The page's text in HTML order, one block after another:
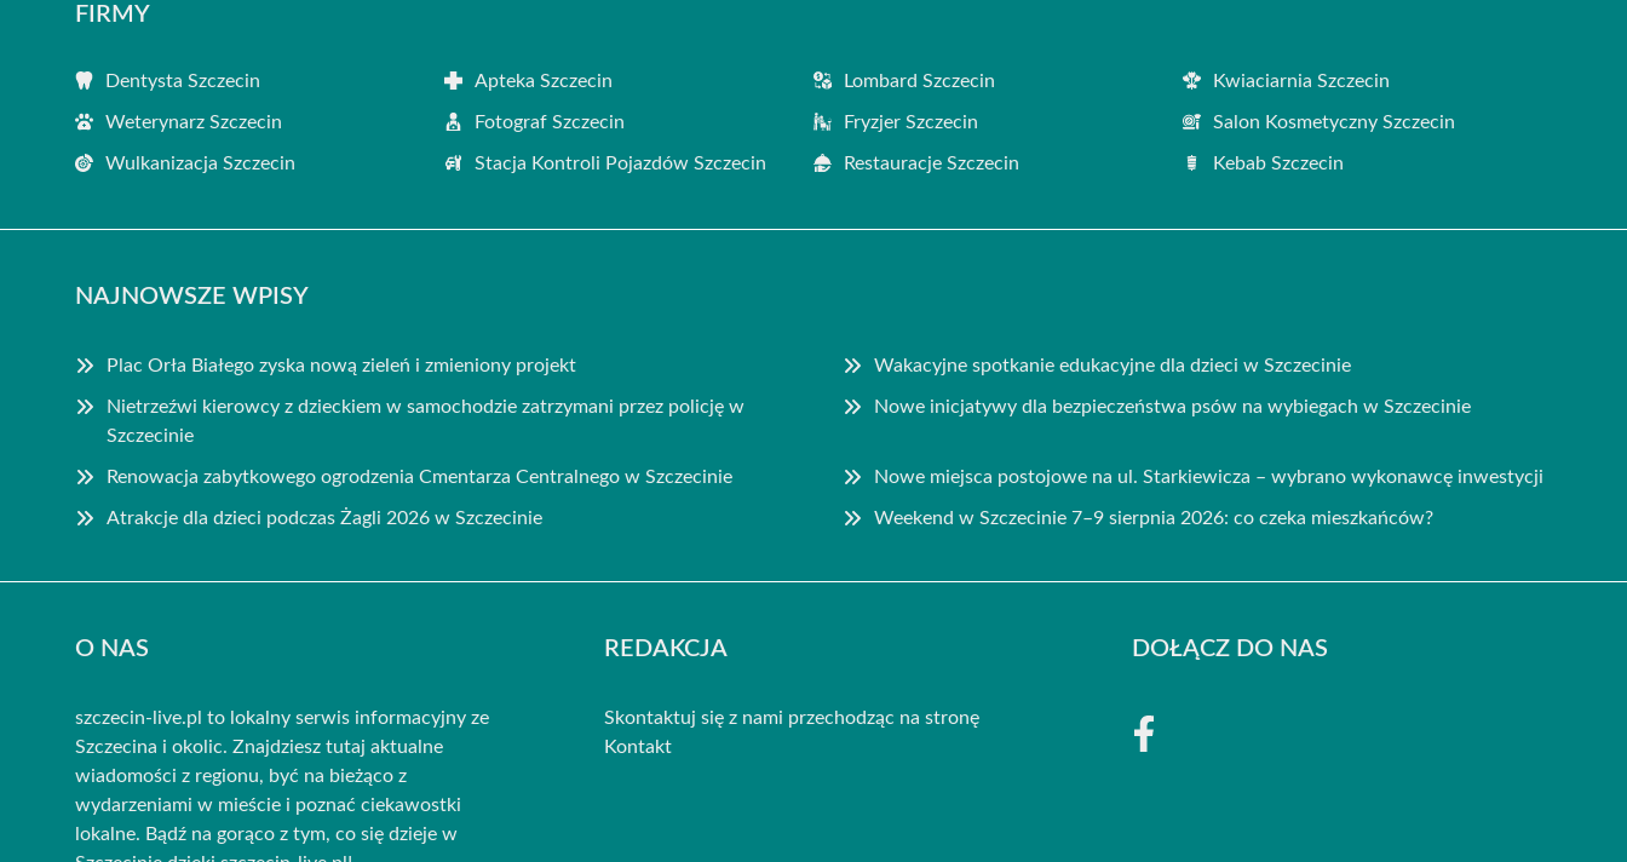
FIRMY
Dentysta Szczecin Apteka Szczecin Lombard Szczecin Kwiaciarnia Szczecin
Weterynarz Szczecin Fotograf Szczecin Fryzjer Szczecin Salon Kosmetyczny Szczecin
Wulkanizacja Szczecin Stacja Kontroli Pojazdów Szczecin Restauracje Szczecin Kebab Szczecin
NAJNOWSZE WPISY
Plac Orła Białego zyska nową zieleń i zmieniony projekt Wakacyjne spotkanie edukacyjne dla dzieci w Szczecinie
Nietrzeźwi kierowcy z dzieckiem w samochodzie zatrzymani przez policję w
Szczecinie
Nowe inicjatywy dla bezpieczeństwa psów na wybiegach w Szczecinie
Renowacja zabytkowego ogrodzenia Cmentarza Centralnego w Szczecinie Nowe miejsca postojowe na ul. Starkiewicza – wybrano wykonawcę inwestycji
Atrakcje dla dzieci podczas Żagli 2026 w Szczecinie Weekend w Szczecinie 7–9 sierpnia 2026: co czeka mieszkańców?
O NAS
szczecin-live.pl to lokalny serwis informacyjny ze
Szczecina i okolic. Znajdziesz tutaj aktualne
wiadomości z regionu, być na bieżąco z
wydarzeniami w mieście i poznać ciekawostki
lokalne. Bądź na gorąco z tym, co się dzieje w
REDAKCJA
Skontaktuj się z nami przechodząc na stronę
Kontakt
DOŁĄCZ DO NAS